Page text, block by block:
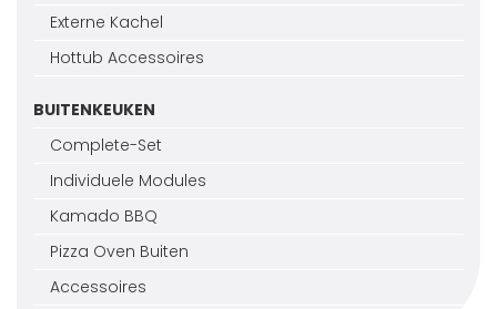
Externe Kachel
Hottub Accessoires
BUITENKEUKEN
Complete-Set
Individuele Modules
Kamado BBQ
Pizza Oven Buiten
Accessoires